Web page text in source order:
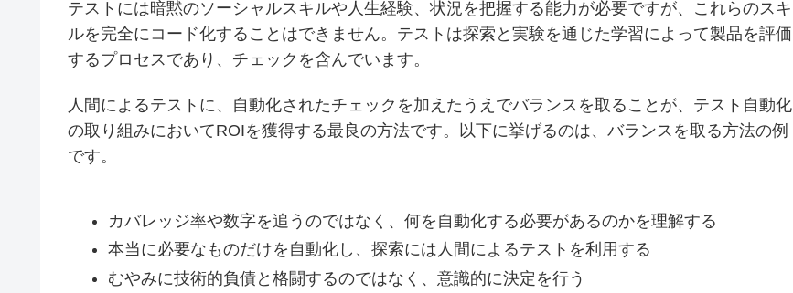
テストには暗黙のソーシャルスキルや人生経験、状況を把握する能力が必要ですが、これらのスキ
ルを完全にコード化することはできません。テストは探索と実験を通じた学習によって製品を評価
するプロセスであり、チェックを含んでいます。
人間によるテストに、自動化されたチェックを加えたうえでバランスを取ることが、テスト自動化
の取り組みにおいてROIを獲得する最良の方法です。以下に挙げるのは、バランスを取る方法の例
です。
カバレッジ率や数字を追うのではなく、何を自動化する必要があるのかを理解する
本当に必要なものだけを自動化し、探索には人間によるテストを利用する
むやみに技術的負債と格闘するのではなく、意識的に決定を行う